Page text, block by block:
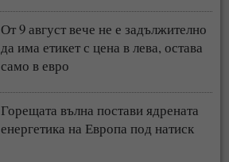
От 9 август вече не е задължително
да има етикет с цена в лева, остава
само в евро
Горещата вълна постави ядрената
енергетика на Европа под натиск